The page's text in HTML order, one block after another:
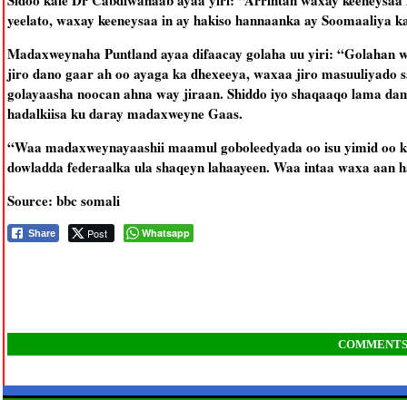
yeelato, waxay keeneysaa in ay hakiso hannaanka ay Soomaaliya
Madaxweynaha Puntland ayaa difaacay golaha uu yiri: “Golahan
jiro dano gaar ah oo ayaga ka dhexeeya, waxaa jiro
golayaasha noocan ahna way jiraan. Shiddo iyo shaqaaqo lama
hadalkiisa ku daray madaxweyne Gaas.
“Waa madaxweynayaashii maamul goboleedyada oo isu yimid oo
dowladda federaalka ula shaqeyn lahaayeen. Waa intaa waxa aan
Source: bbc somali
Share Post Whatsapp
COMMENTS